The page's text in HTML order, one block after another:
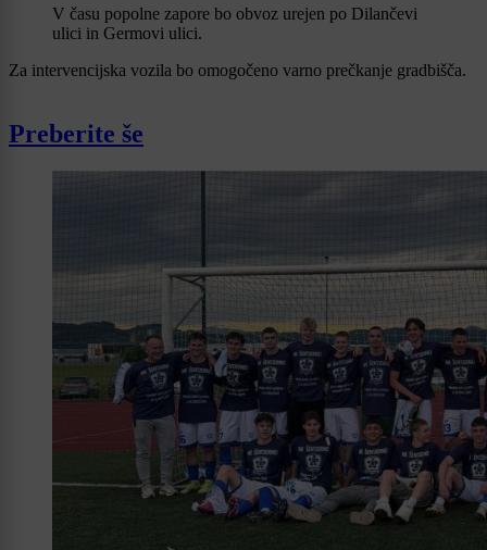
V času popolne zapore bo obvoz urejen po Dilančevi
ulici in Germovi ulici.
Za intervencijska vozila bo omogočeno varno prečkanje gradbišča.
Preberite še